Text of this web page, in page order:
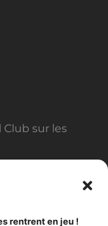
rentrent en jeu !
sur les